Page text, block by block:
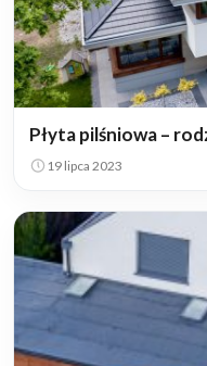
Płyta pilśniowa –
19 lipca 2023